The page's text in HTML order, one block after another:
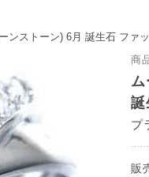
ンストーン) 6月 誕生石 ファ
商
誕
プ
販